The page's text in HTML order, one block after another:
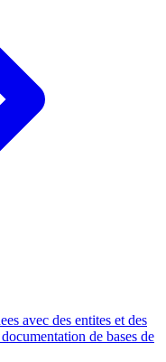
avec des entites et des
de bases de